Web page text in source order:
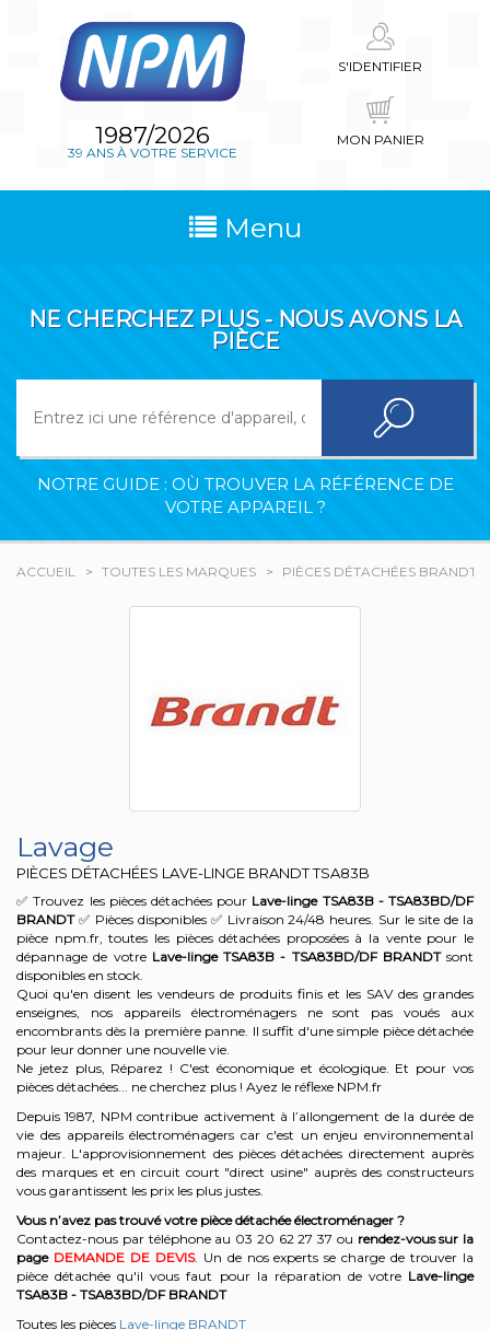
1987/2026
39 ANS À VOTRE SERVICE
S'IDENTIFIER
MON PANIER
Menu
NE CHERCHEZ PLUS - NOUS AVONS LA
PIÈCE
NOTRE GUIDE : OÙ TROUVER LA RÉFÉRENCE DE
VOTRE APPAREIL ?
ACCUEIL TOUTES LES MARQUES PIÈCES DÉTACHÉES BRANDT
Lavage
PIÈCES DÉTACHÉES LAVE-LINGE BRANDTTSA83B
✅ Trouvez les pièces détachées pour Lave-linge TSA83B - TSA83BD/DF
BRANDT ✅ Pièces disponibles ✅ Livraison 24/48 heures. Sur le site de la
pièce npm.fr, toutes les pièces détachées proposées à la vente pour le
dépannage de votre Lave-linge TSA83B - TSA83BD/DF BRANDTsont
disponibles en stock.
Quoi qu'en disent les vendeurs de produits finis et les SAV des grandes
enseignes, nos appareils électroménagers ne sont pas voués aux
encombrants dès la première panne. Il suffit d'une simple pièce détachée
pour leur donner une nouvelle vie.
Ne jetez plus, Réparez ! C'est économique et écologique. Et pour vos
pièces détachées... ne cherchez plus ! Ayez le réflexe NPM.fr
Depuis 1987, NPM contribue activement à l’allongement de la durée de
vie des appareils électroménagers car c'est un enjeu environnemental
majeur. L'approvisionnement des pièces détachées directement auprès
des marques et en circuit court "direct usine" auprès des constructeurs
vous garantissent les prix les plus justes.
Vous n’avez pas trouvé votre pièce détachée électroménager ?
Contactez-nous par téléphone au 03 20 62 27 37 ou rendez-vous sur la
page DEMANDE DE DEVIS. Un de nos experts se charge de trouver la
pièce détachée qu'il vous faut pour la réparation de votre Lave-linge
TSA83B - TSA83BD/DF BRANDT
Toutes les pièces Lave-linge BRANDT